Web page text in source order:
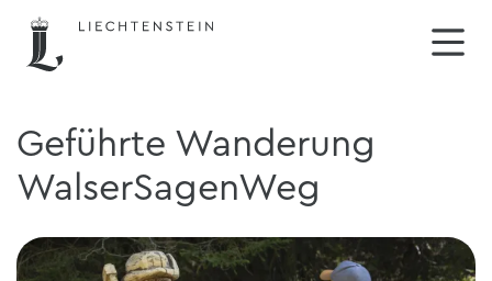
Geführte Wanderung
WalserSagenWeg